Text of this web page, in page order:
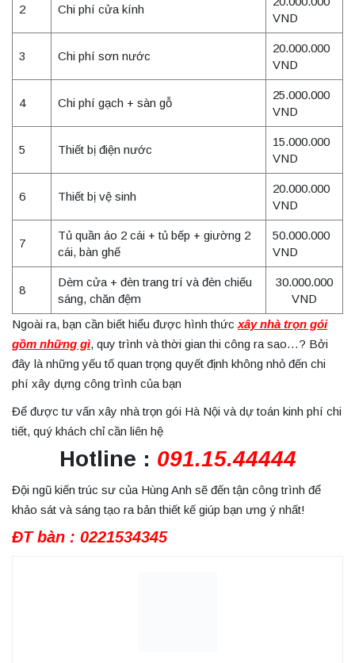
2 Chi phí cửa kính
VND
3 Chi phí sơn nước
20.000.000
VND
4 Chi phí gạch + sàn gỗ
25.000.000
VND
5 Thiết bị điện nước
15.000.000
VND
6 Thiết bị vệ sinh
20.000.000
VND
7
Tủ quần áo 2 cái + tủ bếp + giường 2
cái, bàn ghế
50.000.000
VND
8
Dèm cửa + đèn trang trí và đèn chiếu
sáng, chăn đệm
30.000.000
VND
Ngoài ra, bạn cần biết hiểu được hình thức xây nhà trọn gói
gồm những gì, quy trình và thời gian thi công ra sao…? Bởi
đây là những yếu tố quan trọng quyết định không nhỏ đến chi
phí xây dựng công trình của bạn
Để được tư vấn xây nhà trọn gói Hà Nội và dự toán kinh phí chi
tiết, quý khách chỉ cần liên hệ
Hotline : 091.15.44444
Đội ngũ kiến trúc sư của Hùng Anh sẽ đến tận công trình để
khảo sát và sáng tạo ra bản thiết kế giúp bạn ưng ý nhất!
ĐT bàn : 0221534345